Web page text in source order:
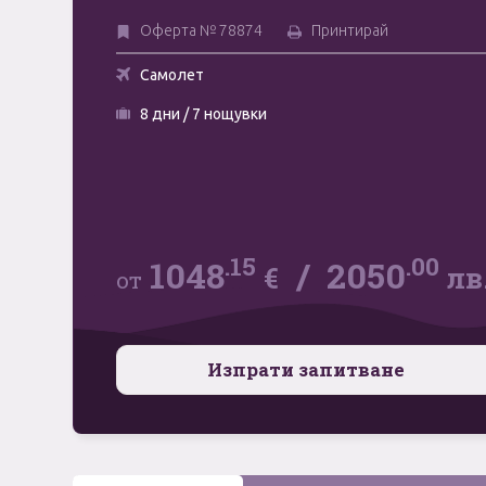
Оферта № 78874 Принтирай
Самолет
8 дни / 7 нощувки
от 1048.15 € / 2050.00
Изпрати запитване